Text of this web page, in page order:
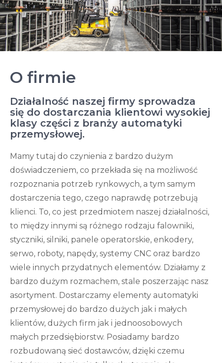
O firmie
Działalność naszej firmy sprowadza
się do dostarczania klientowi wysokiej
klasy części z branży automatyki
przemysłowej.
Mamy tutaj do czynienia z bardzo dużym
doświadczeniem, co przekłada się na możliwość
rozpoznania potrzeb rynkowych, a tym samym
dostarczenia tego, czego naprawdę potrzebują
klienci. To, co jest przedmiotem naszej działalności,
to między innymi są różnego rodzaju falowniki,
styczniki, silniki, panele operatorskie, enkodery,
serwo, roboty, napędy, systemy CNC oraz bardzo
wiele innych przydatnych elementów. Działamy z
bardzo dużym rozmachem, stale poszerzając nasz
asortyment. Dostarczamy elementy automatyki
przemysłowej do bardzo dużych jak i małych
klientów, dużych firm jak i jednoosobowych
małych przedsiębiorstw. Posiadamy bardzo
rozbudowaną sieć dostawców, dzięki czemu